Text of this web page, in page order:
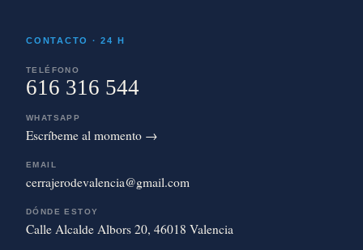
CONTACTO · 24 H
TELÉFONO
616 316 544
WHATSAPP
Escríbeme al momento →
EMAIL
cerrajerodevalencia@gmail.com
DÓNDE ESTOY
Calle Alcalde Albors 20, 46018 Valencia